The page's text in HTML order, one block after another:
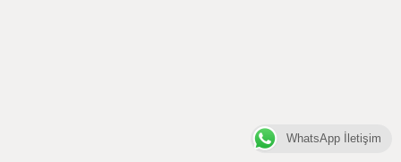
WhatsApp İletişim